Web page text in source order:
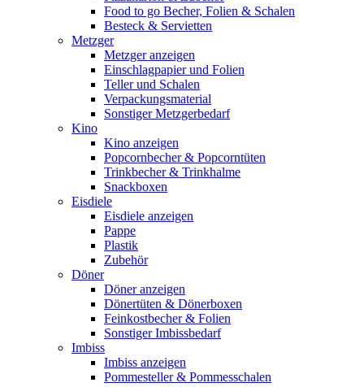
Food to go Becher, Folien & Schalen
Besteck & Servietten
Metzger
Metzger anzeigen
Einschlagpapier und Folien
Teller und Schalen
Verpackungsmaterial
Sonstiger Metzgerbedarf
Kino
Kino anzeigen
Popcornbecher & Popcorntüten
Trinkbecher & Trinkhalme
Snackboxen
Eisdiele
Eisdiele anzeigen
Pappe
Plastik
Zubehör
Döner
Döner anzeigen
Dönertüten & Dönerboxen
Feinkostbecher & Folien
Sonstiger Imbissbedarf
Imbiss
Imbiss anzeigen
Pommesteller & Pommesschalen